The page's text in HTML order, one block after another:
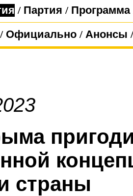
/ Партия / Программа
/ Официально / Анонсы
страны